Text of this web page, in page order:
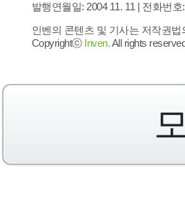
발행연월일: 2004 11. 11 | 전화번호
인벤의 콘텐츠 및 기사는 저작권
Copyrightⓒ Inven.All rights